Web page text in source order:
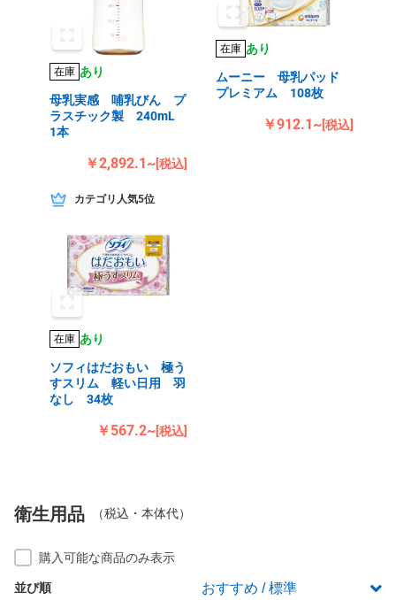
在庫 あり
母乳実感 哺乳びん プ
ラスチック製 240mL
1本
￥2,892.1~[税込]
在庫 あり
ムーニー 母乳パッド
プレミアム 108枚
￥912.1~[税込]
カテゴリ人気5位
在庫 あり
ソフィはだおもい 極う
すスリム 軽い日用 羽
なし 34枚
￥567.2~[税込]
衛生用品 （税込・本体代）
購入可能な商品のみ表示
並び順